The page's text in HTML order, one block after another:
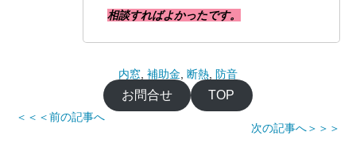
相談すればよかったです。
内窓 補助金 断熱 防音
お問合せ TOP
＜＜＜前の記事へ
次の記事へ＞＞＞